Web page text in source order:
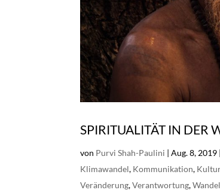
SPIRITUALITÄT IN DER
von Purvi Shah-Paulini |Aug. 8, 2019 |
Klimawandel, Kommunikation,
Veränderung,Verantwortung,